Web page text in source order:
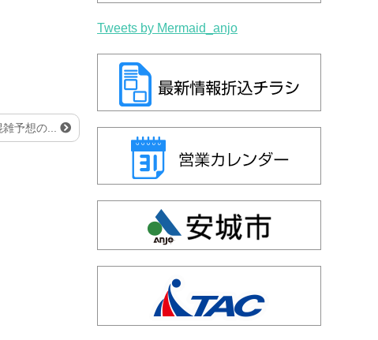
予想の...
Tweets by Mermaid_anjo